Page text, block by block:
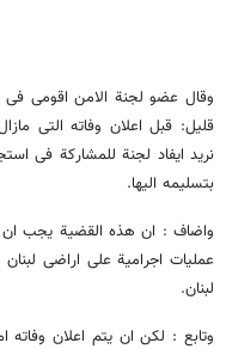
وقال عضو لجنة الامن اقومی فی
قلیل: قبل اعلان وفاته التی
نرید ایفاد لجنة للمشارکة فی
بتسلیمه الیها.
واضاف : ان هذه القضیة یجب ان
عملیات اجرامیة على اراضی
لبنان.
وتابع : لکن ان یتم اعلان وفاته